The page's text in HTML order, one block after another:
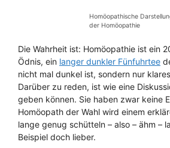
Homöopathische
der Homöopathie
Die Wahrheit ist: Homöopathie ist ein
Ödnis, ein langer dunkler Fünfuhrtee
nicht mal dunkel ist, sondern nur
Darüber zu reden, ist wie eine
geben können. Sie haben zwar keine
Homöopath der Wahl wird einem
lange genug schütteln – also – ähm –
Beispiel doch lieber.